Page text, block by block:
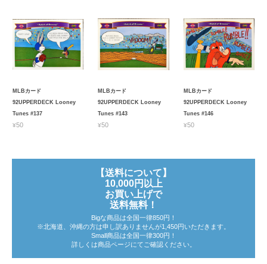
MLBカード
92UPPERDECK Looney
Tunes #137
¥50
MLBカード
92UPPERDECK Looney
Tunes #143
¥50
MLBカード
92UPPERDECK Looney
Tunes #146
¥50
【送料について】
10,000円以上
お買い上げで
送料無料！
Bigな商品は全国一律850円！
※北海道、沖縄の方は申し訳ありませんが1,450円いただきます。
Small商品は全国一律300円！
詳しくは商品ページにてご確認ください。